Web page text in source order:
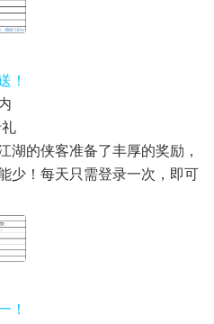
！
湖的侠客准备了丰厚的奖励，
少！每天只需登录一次，即可
！